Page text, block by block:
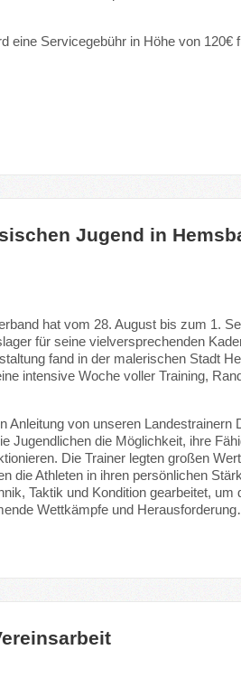
eine Servicegebühr in Höhe von 120€
Jugend in
hat vom 28. August bis zum 1.
für seine vielversprechenden
fand in der malerischen Stadt
intensive Woche voller Training,
Anleitung von unseren Landestrainern
Jugendlichen die Möglichkeit, ihre
Die Trainer legten großen
die Athleten in ihren persönlichen
Taktik und Kondition gearbeitet, um
Wettkämpfe und